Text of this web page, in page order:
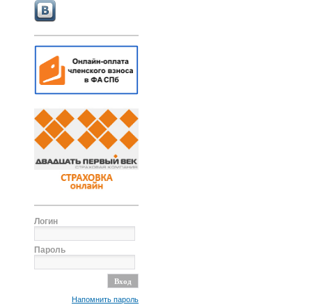
Логин
Пароль
Напомнить пароль